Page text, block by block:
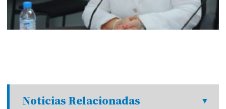
Noticias Relacionadas